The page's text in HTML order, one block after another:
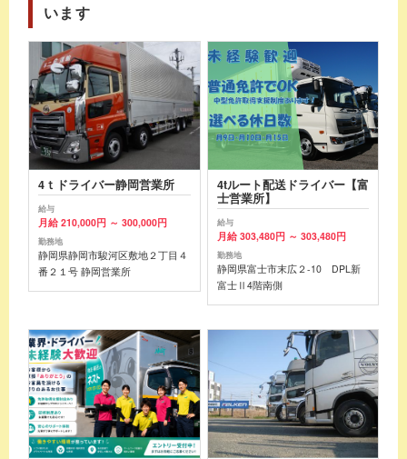
います
4ｔドライバー静岡営業所
給与
月給 210,000円 ～ 300,000円
勤務地
静岡県静岡市駿河区敷地２丁目４
番２１号 静岡営業所
4tルート配送ドライバー【富
士営業所】
給与
月給 303,480円 ～ 303,480円
勤務地
静岡県富士市末広２-10 DPL新
富士Ⅱ4階南側